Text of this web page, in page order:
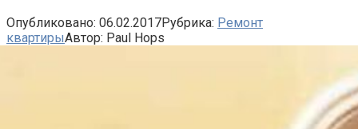
Опубликовано: 06.02.2017Рубрика: Ремонт
квартирыАвтор: Paul Hops